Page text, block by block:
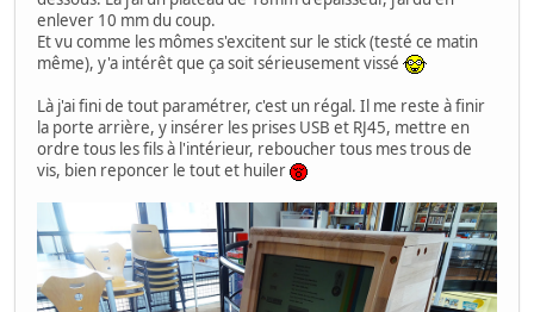
enlever 10 mm du coup.
Et vu comme les mômes s'excitent sur le stick (testé ce matin
même), y'a intérêt que ça soit sérieusement vissé
Là j'ai fini de tout paramétrer, c'est un régal. Il me reste à finir
la porte arrière, y insérer les prises USB et RJ45, mettre en
ordre tous les fils à l'intérieur, reboucher tous mes trous de
vis, bien reponcer le tout et huiler